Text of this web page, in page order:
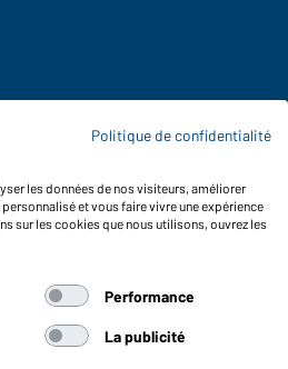
to whistleblower protection act
Politique de confidentialité
les données de nos visiteurs, améliorer
et vous faire vivre une expérience
sur les cookies que nous utilisons, ouvrez les
Performance
La publicité